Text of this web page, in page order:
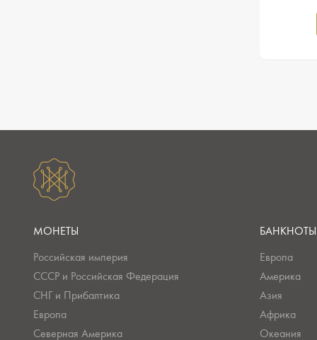
МОНЕТЫ
Российская империя
СССР и Российская Федерация
СНГ и Прибалтика
Европа
Северная Америка
БАНКНОТЫ
Европа
Америка
Азия
Африка
Океания